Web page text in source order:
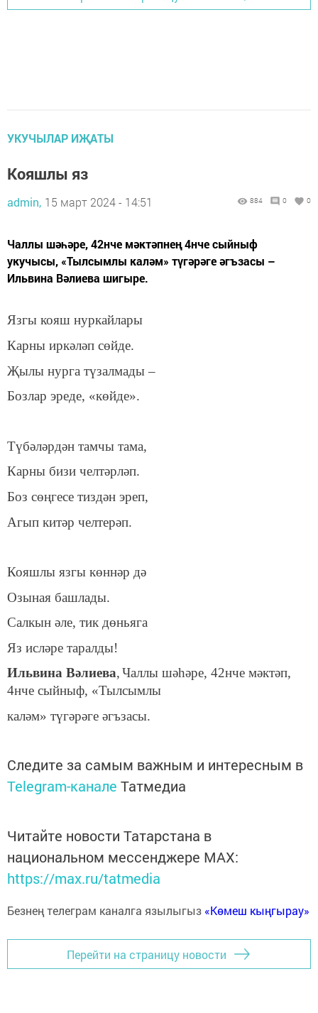
УКУЧЫЛАР ИҖАТЫ
Кояшлы яз
admin, 15 март 2024 - 14:51 884 0 0
Чаллы шәһәре, 42нче мәктәпнең 4нче сыйныф
укучысы, «Тылсымлы каләм» түгәрәге әгъзасы –
Ильвина Вәлиева шигыре.
Язгы кояш нуркайлары
Карны иркәләп сөйде.
Җылы нурга түзалмады –
Бозлар эреде, «көйде».
Түбәләрдән тамчы тама,
Карны бизи челтәрләп.
Боз сөңгесе тиздән эреп,
Агып китәр челтерәп.
Кояшлы язгы көннәр дә
Озыная башлады.
Салкын әле, тик дөньяга
Яз исләре таралды!
Ильвина Вәлиева,Чаллы шәһәре, 42нче мәктәп,
4нче сыйныф, «Тылсымлы
каләм» түгәрәге әгъзасы.
Следите за самым важным и интересным в
Telegram-канале Татмедиа
Читайте новости Татарстана в
национальном мессенджере MАХ:
https://max.ru/tatmedia
Безнең телеграм каналга язылыгыз «Көмеш кыңгырау»
Перейти на страницу новости